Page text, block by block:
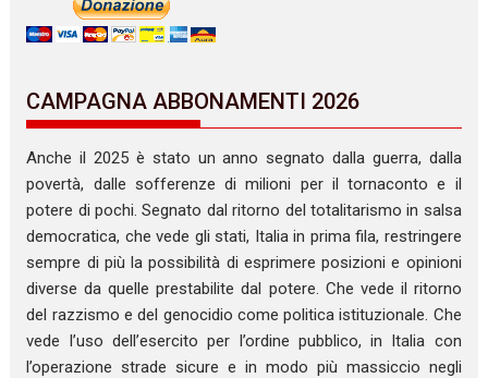
CAMPAGNA ABBONAMENTI 2026
Anche il 2025 è stato un anno segnato dalla guerra, dalla
povertà, dalle sofferenze di milioni per il tornaconto e il
potere di pochi. Segnato dal ritorno del totalitarismo in salsa
democratica, che vede gli stati, Italia in prima fila, restringere
sempre di più la possibilità di esprimere posizioni e opinioni
diverse da quelle prestabilite dal potere. Che vede il ritorno
del razzismo e del genocidio come politica istituzionale. Che
vede l’uso dell’esercito per l’ordine pubblico, in Italia con
l’operazione strade sicure e in modo più massiccio negli